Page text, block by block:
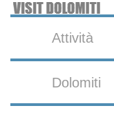
Attività
Dolomiti